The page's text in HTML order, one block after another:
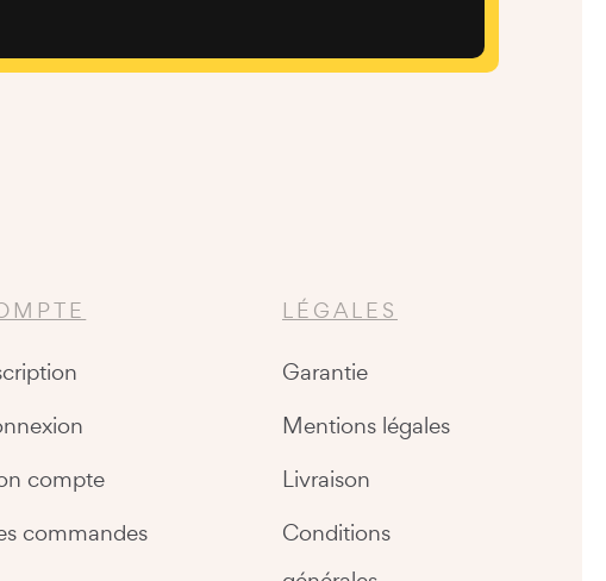
compte
commandes
LÉGALES
Garantie
Mentions légales
Livraison
Conditions